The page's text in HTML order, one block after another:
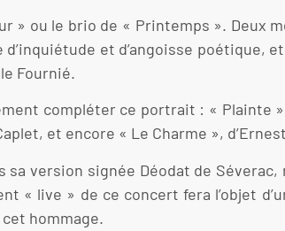
» ou le brio de « Printemps ». Deux
et d’angoisse poétique,
Fournié.
compléter ce portrait : « Plainte
et encore « Le Charme »,
sa version signée Déodat de
live » de ce concert fera l’objet
hommage.